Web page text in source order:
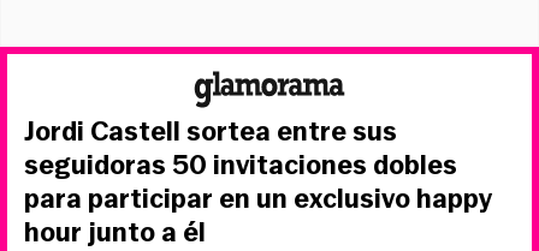
Jordi Castell sortea entre sus
seguidoras 50 invitaciones dobles
para participar en un exclusivo happy
hour junto a él